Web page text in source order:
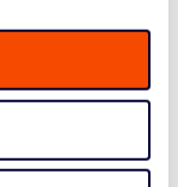
nu. Ook dit
een mix van
extra